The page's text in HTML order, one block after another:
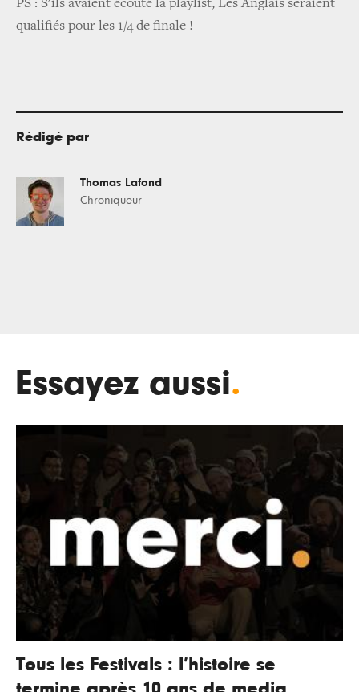
PS : S'ils avaient écouté la playlist, Les Anglais seraient
qualifiés pour les 1/4 de finale !
Rédigé par
Thomas Lafond
Chroniqueur
Essayez aussi.
Tous les Festivals : l’histoire se